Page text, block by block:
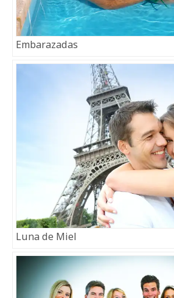
Embarazadas
Luna de Miel